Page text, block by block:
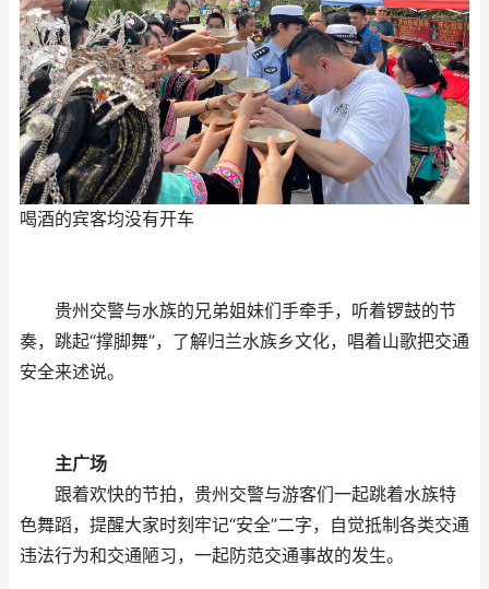
喝酒的宾客均没有开车
贵州交警与水族的兄弟姐妹们手牵手，听着锣鼓的节
奏，跳起“撑脚舞”，了解归兰水族乡文化，唱着山歌把交通
安全来述说。
主广场
跟着欢快的节拍，贵州交警与游客们一起跳着水族特
色舞蹈，提醒大家时刻牢记“安全”二字，自觉抵制各类交通
违法行为和交通陋习，一起防范交通事故的发生。